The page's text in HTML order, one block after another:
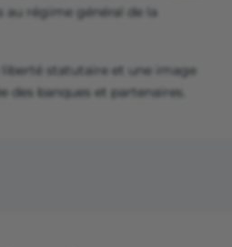
au régime général de la
liberté statutaire et une image
des banques et partenaires.